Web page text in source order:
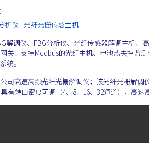
析仪 - 光纤光栅传感主机
解调仪、FBG分析仪、光纤传感器解调主机、
关、支持Modbus的光纤主机、电池热失控监
统。
司高速高频光纤光栅解调仪；该光纤光栅解
有端口密度可调（4、8、16、32通道），高速